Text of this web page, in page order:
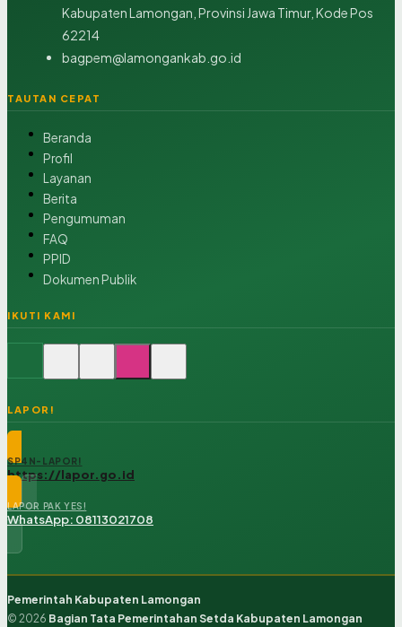
Kabupaten Lamongan, Provinsi Jawa Timur, Kode Pos
62214
bagpem@lamongankab.go.id
TAUTAN CEPAT
Beranda
Profil
Layanan
Berita
Pengumuman
FAQ
PPID
Dokumen Publik
IKUTI KAMI
LAPOR!
SP4N-LAPOR!
https://lapor.go.id
LAPOR PAK YES!
WhatsApp: 08113021708
Pemerintah Kabupaten Lamongan
© 2026 Bagian Tata Pemerintahan Setda Kabupaten Lamongan